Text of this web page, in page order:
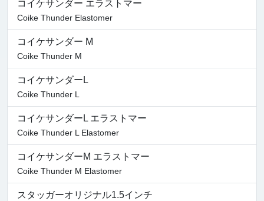
コイケサンダー エラストマー
Coike Thunder Elastomer
コイケサンダー M
Coike Thunder M
コイケサンダーL
Coike Thunder L
コイケサンダーL エラストマー
Coike Thunder L Elastomer
コイケサンダーM エラストマー
Coike Thunder M Elastomer
スタッガーオリジナル1.5インチ